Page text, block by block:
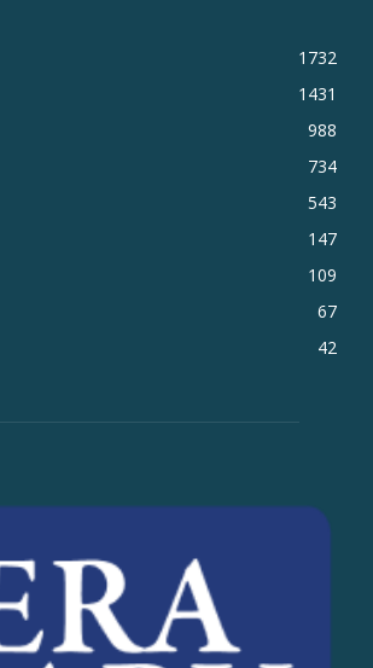
1732
1431
988
734
543
147
109
67
42